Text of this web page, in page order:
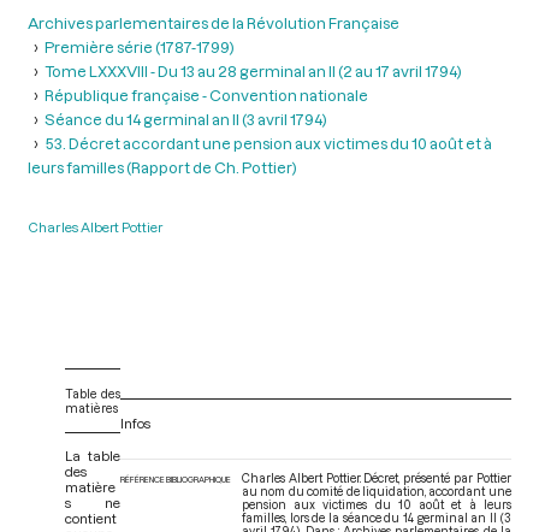
Archives parlementaires de la Révolution Française
Première série (1787-1799)
Tome LXXXVIII - Du 13 au 28 germinal an II (2 au 17 avril 1794)
République française - Convention nationale
Séance du 14 germinal an II (3 avril 1794)
53. Décret accordant une pension aux victimes du 10 août et à
leurs familles (Rapport de Ch. Pottier)
Charles Albert Pottier
Table des
matières
La table
des
matière
s ne
contient
Infos
RÉFÉRENCE BIBLIOGRAPHIQUE
Charles Albert Pottier. Décret, présenté par Pottier
au nom du comité de liquidation, accordant une
pension aux victimes du 10 août et à leurs
familles, lors de la séance du 14 germinal an II (3